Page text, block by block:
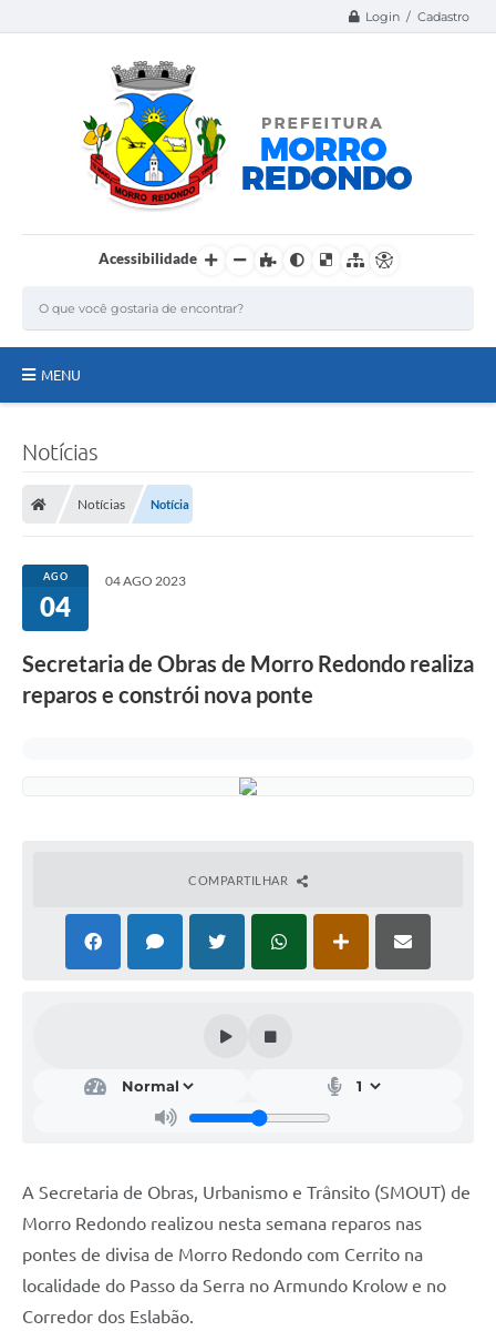
Login / Cadastro
Acessibilidade
MENU
Secretarias
Notícias
Contato
Serviço de Inspeção Municipal - SIM
Transparência
Projetos
Notícias
Notícias Notícia
AGO
04
04 AGO 2023
Secretaria de Obras de Morro Redondo realiza
reparos e constrói nova ponte
COMPARTILHAR
A Secretaria de Obras, Urbanismo e Trânsito (SMOUT) de
Morro Redondo realizou nesta semana reparos nas
pontes de divisa de Morro Redondo com Cerrito na
localidade do Passo da Serra no Armundo Krolow e no
Corredor dos Eslabão.